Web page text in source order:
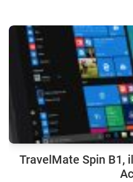
TravelMate Spin B1,